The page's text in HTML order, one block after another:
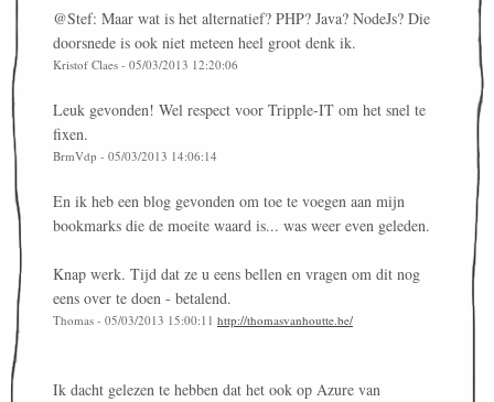
@Stef: Maar wat is het alternatief? PHP? Java? NodeJs? Die
doorsnede is ook niet meteen heel groot denk ik.
Kristof Claes - 05/03/2013 12:20:06
Leuk gevonden! Wel respect voor Tripple-IT om het snel te
fixen.
BrmVdp - 05/03/2013 14:06:14
En ik heb een blog gevonden om toe te voegen aan mijn
bookmarks die de moeite waard is... was weer even geleden.
Knap werk. Tijd dat ze u eens bellen en vragen om dit nog
eens over te doen - betalend.
Thomas - 05/03/2013 15:00:11 http://thomasvanhoutte.be/
Ik dacht gelezen te hebben dat het ook op Azure van